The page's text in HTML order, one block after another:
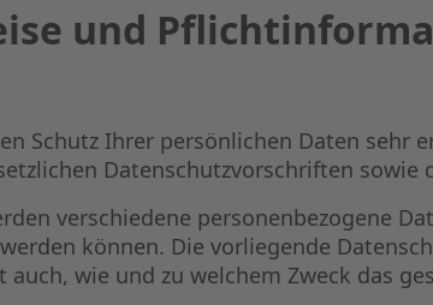
und
Schutz Ihrer persönlichen Daten sehr
Datenschutzvorschriften sowie
verschiedene personenbezogene
können. Die vorliegende
wie und zu welchem Zweck das